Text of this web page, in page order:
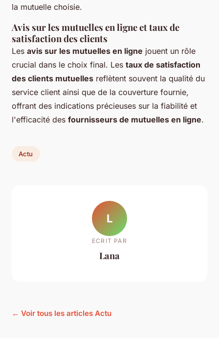
la mutuelle choisie.
Avis sur les mutuelles en ligne et taux de
satisfaction des clients
Les avis sur les mutuelles en ligne jouent un rôle
crucial dans le choix final. Les taux de satisfaction
des clients mutuelles reflètent souvent la qualité du
service client ainsi que de la couverture fournie,
offrant des indications précieuses sur la fiabilité et
l'efficacité des fournisseurs de mutuelles en ligne.
Actu
L
ECRIT PAR
Lana
← Voir tous les articles Actu